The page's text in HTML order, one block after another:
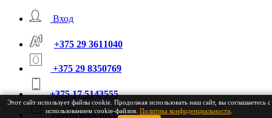
Вход
+375 29 3611040
+375 29 8350769
+375 17 5143555
easyprint@tut.by
Этот сайт использует файлы cookie. Продолжая использовать наш сайт, вы соглашаетесь с
использованием cookie-файлов. Политика конфиденциальности